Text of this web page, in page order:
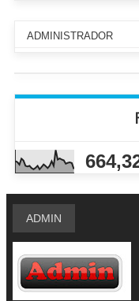
ADMINISTRADOR
ADMIN